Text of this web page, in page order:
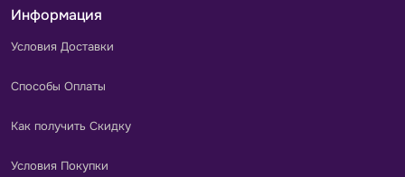
Информация
Условия Доставки
Способы Оплаты
Как получить Скидку
Условия Покупки